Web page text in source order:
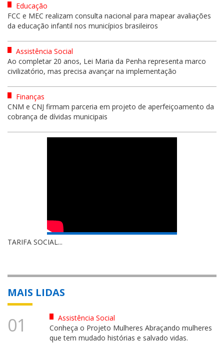
Educação
FCC e MEC realizam consulta nacional para mapear avaliações
da educação infantil nos municípios brasileiros
Assistência Social
Ao completar 20 anos, Lei Maria da Penha representa marco
civilizatório, mas precisa avançar na implementação
Finanças
CNM e CNJ firmam parceria em projeto de aperfeiçoamento da
cobrança de dívidas municipais
TARIFA SOCIAL...
MAIS LIDAS
01
Assistência Social
Conheça o Projeto Mulheres Abraçando mulheres
que tem mudado histórias e salvado vidas.